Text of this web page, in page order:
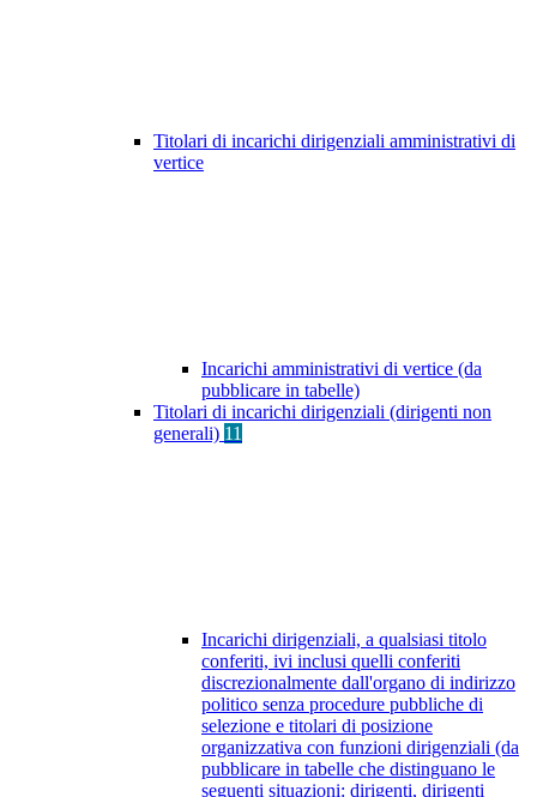
Titolari di incarichi dirigenziali amministrativi di
vertice
Incarichi amministrativi di vertice (da
pubblicare in tabelle)
Titolari di incarichi dirigenziali (dirigenti non
generali) 11
Incarichi dirigenziali, a qualsiasi titolo
conferiti, ivi inclusi quelli conferiti
discrezionalmente dall'organo di indirizzo
politico senza procedure pubbliche di
selezione e titolari di posizione
organizzativa con funzioni dirigenziali (da
pubblicare in tabelle che distinguano le
seguenti situazioni: dirigenti, dirigenti